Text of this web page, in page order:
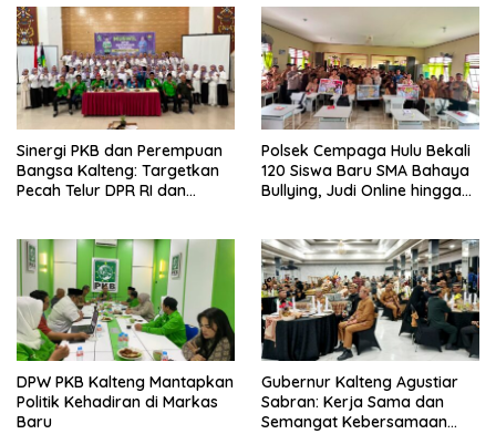
Sinergi PKB dan Perempuan
Bangsa Kalteng: Targetkan
Pecah Telur DPR RI dan
Polsek Cempaga Hulu Bekali
120 Siswa Baru SMA Bahaya
Bullying, Judi Online hingga
DPW PKB Kalteng Mantapkan
Politik Kehadiran di Markas
Baru
Gubernur Kalteng Agustiar
Sabran: Kerja Sama dan
Semangat Kebersamaan